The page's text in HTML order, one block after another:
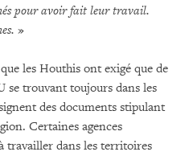
pour avoir fait leur travail.
»
les Houthis ont exigé que de
se trouvant toujours dans les
des documents stipulant
Certaines agences
travailler dans les territoires